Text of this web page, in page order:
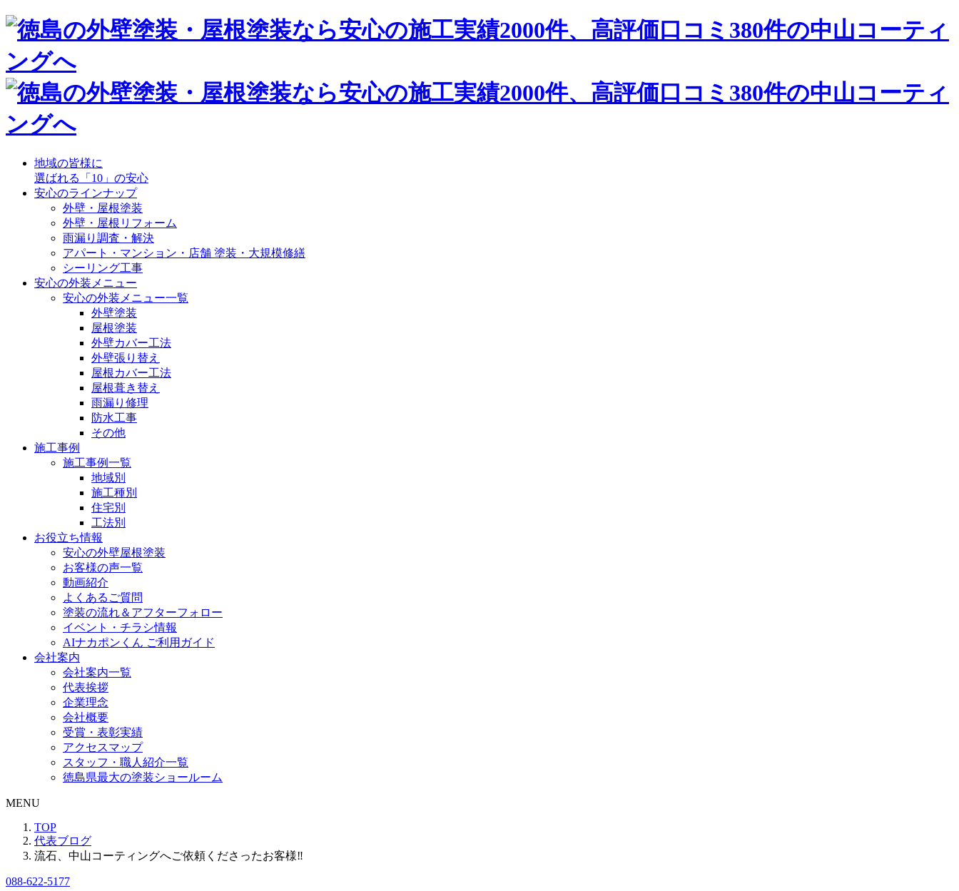
地域の皆様に
選ばれる「10」の安心
安心のラインナップ
外壁・屋根塗装
外壁・屋根リフォーム
雨漏り調査・解決
アパート・マンション・店舗 塗装・大規模修繕
シーリング工事
安心の外装メニュー
安心の外装メニュー一覧
外壁塗装
屋根塗装
外壁カバー工法
外壁張り替え
屋根カバー工法
屋根葺き替え
雨漏り修理
防水工事
その他
施工事例
施工事例一覧
地域別
施工種別
住宅別
工法別
お役立ち情報
安心の外壁屋根塗装
お客様の声一覧
動画紹介
よくあるご質問
塗装の流れ＆アフターフォロー
イベント・チラシ情報
AIナカポンくん ご利用ガイド
会社案内
会社案内一覧
代表挨拶
企業理念
会社概要
受賞・表彰実績
アクセスマップ
スタッフ・職人紹介一覧
徳島県最大の塗装ショールーム
MENU
TOP
代表ブログ
流石、中山コーティングへご依頼くださったお客様‼
088-622-5177